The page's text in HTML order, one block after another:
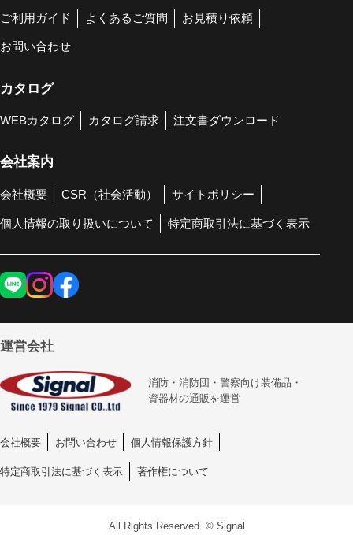
ご利用ガイド よくあるご質問 お見積り依頼
お問い合わせ
カタログ
WEBカタログ カタログ請求 注文書ダウンロード
会社案内
会社概要 CSR（社会活動） サイトポリシー
個人情報の取り扱いについて 特定商取引法に基づく表示
運営会社
消防・消防団・警察向け装備品・
資器材の通販を運営
会社概要 お問い合わせ 個人情報保護方針
特定商取引法に基づく表示 著作権について
All Rights Reserved. © Signal